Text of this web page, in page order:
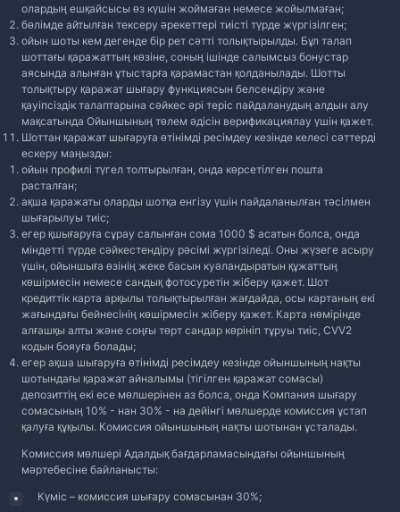
олардың ешқайсысы өз күшін жоймаған немесе жойылмаған;
бөлімде айтылған тексеру әрекеттері тиісті түрде жүргізілген;
ойын шоты кем дегенде бір рет сәтті толықтырылды. Бұл талап
шоттағы қаражаттың көзіне, соның ішінде салымсыз бонустар
аясында алынған ұтыстарға қарамастан қолданылады. Шотты
толықтыру қаражат шығару функциясын белсендіру және
қауіпсіздік талаптарына сәйкес әрі теріс пайдаланудың алдын алу
мақсатында Ойыншының төлем әдісін верификациялау үшін қажет.
Шоттан қаражат шығаруға өтінімді ресімдеу кезінде келесі сәттерді
ескеру маңызды:
ойын профилі түгел толтырылған, онда көрсетілген пошта
расталған;
ақша қаражаты оларды шотқа енгізу үшін пайдаланылған тәсілмен
шығарылуы тиіс;
егер қшығаруға сұрау салынған сома 1000 $ асатын болса, онда
міндетті түрде сәйкестендіру рәсімі жүргізіледі. Оны жүзеге асыру
үшін, ойыншыға өзінің жеке басын куәландыратын құжаттың
көшірмесін немесе сандық фотосуретін жіберу қажет. Шот
кредиттік карта арқылы толықтырылған жағдайда, осы картаның екі
жағындағы бейнесінің көшірмесін жіберу қажет. Карта нөмірінде
алғашқы алты және соңғы төрт сандар көрініп тұруы тиіс, CVV2
кодын бояуға болады;
егер ақша шығаруға өтінімді ресімдеу кезінде ойыншының нақты
шотындағы қаражат айналымы (тігілген қаражат сомасы)
депозиттің екі есе мөлшерінен аз болса, онда Компания шығару
сомасының 10% - нан 30% - на дейінгі мөлшерде комиссия ұстап
қалуға құқылы. Комиссия ойыншының нақты шотынан ұсталады.
Комиссия мөлшері Адалдық бағдарламасындағы ойыншының
мәртебесіне байланысты:
Күміс – комиссия шығару сомасынан 30%;